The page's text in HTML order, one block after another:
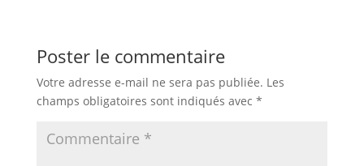
Poster le commentaire
Votre adresse e-mail ne sera pas publiée. Les
champs obligatoires sont indiqués avec *